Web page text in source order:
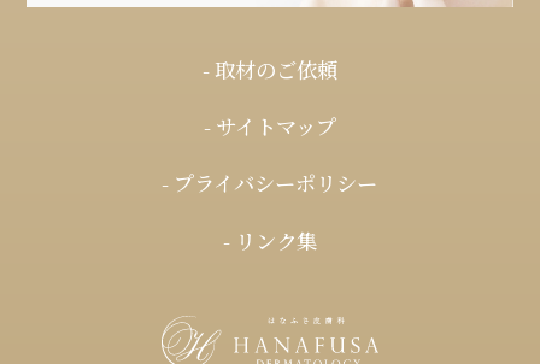
- 取材のご依頼
- サイトマップ
- プライバシーポリシー
- リンク集